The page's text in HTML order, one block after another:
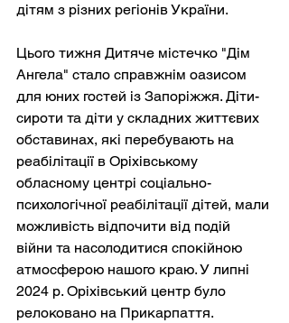
дітям з різних регіонів України.
Цього тижня Дитяче містечко "Дім
Ангела" стало справжнім оазисом
для юних гостей із Запоріжжя. Діти-
сироти та діти у складних життєвих
обставинах, які перебувають на
реабілітації в Оріхівському
обласному центрі соціально-
психологічної реабілітації дітей, мали
можливість відпочити від подій
війни та насолодитися спокійною
атмосферою нашого краю. У липні
2024 р. Оріхівський центр було
релоковано на Прикарпаття.